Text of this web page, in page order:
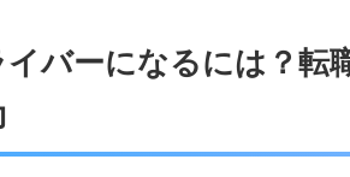
バーになるには？転